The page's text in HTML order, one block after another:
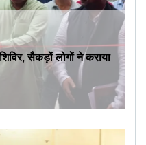
सैकड़ों लोगों ने कराया